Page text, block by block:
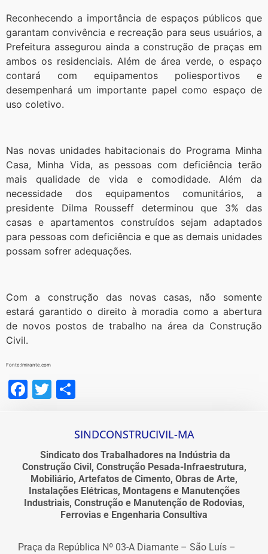
Reconhecendo a importância de espaços públicos que
garantam convivência e recreação para seus usuários, a
Prefeitura assegurou ainda a construção de praças em
ambos os residenciais. Além de área verde, o espaço
contará com equipamentos poliesportivos e
desempenhará um importante papel como espaço de
uso coletivo.
Nas novas unidades habitacionais do Programa Minha
Casa, Minha Vida, as pessoas com deficiência terão
mais qualidade de vida e comodidade. Além da
necessidade dos equipamentos comunitários, a
presidente Dilma Rousseff determinou que 3% das
casas e apartamentos construídos sejam adaptados
para pessoas com deficiência e que as demais unidades
possam sofrer adequações.
Com a construção das novas casas, não somente
estará garantido o direito à moradia como a abertura
de novos postos de trabalho na área da Construção
Civil.
Fonte:Imirante.com
Facebook
Twitter
SINDCONSTRUCIVIL-MA
Sindicato dos Trabalhadores na Indústria da
Construção Civil, Construção Pesada-Infraestrutura,
Mobiliário, Artefatos de Cimento, Obras de Arte,
Instalações Elétricas, Montagens e Manutenções
Industriais, Construção e Manutenção de Rodovias,
Ferrovias e Engenharia Consultiva
Praça da República Nº 03-A Diamante – São Luís –